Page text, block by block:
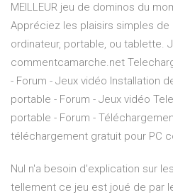
MEILLEUR jeu de dominos du
Appréciez les plaisirs simples
ordinateur, portable, ou tablette.
commentcamarche.net
- Forum - Jeux vidéo Installation
portable - Forum - Jeux vidéo
portable - Forum -
téléchargement gratuit pour PC
Nul n'a besoin d'explication sur
tellement ce jeu est joué de par